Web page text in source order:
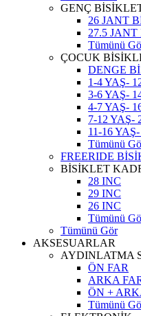
GENÇ
26 JANT
27.5
Tümünü
ÇOCUK
DENGE
1-4 YAŞ-
3-6 YAŞ-
4-7 YAŞ-
7-12 YAŞ-
11-16
Tümünü
FREERIDE
BİSİKLET
28 INC
29 INC
26 INC
Tümünü
Tümünü Gör
AKSESUARLAR
AYDINLATMA
ÖN FAR
ARKA
ÖN +
Tümünü